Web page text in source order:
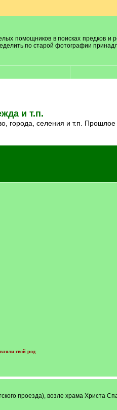
помощников в поисках предков и
по старой фотографии
и т.п.
города, селения и т.п.
свой род
проезда), возле храма Христа